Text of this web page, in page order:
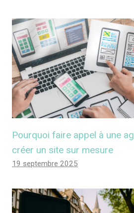
Pourquoi faire appel à une
créer un site sur mesure
19 septembre 2025